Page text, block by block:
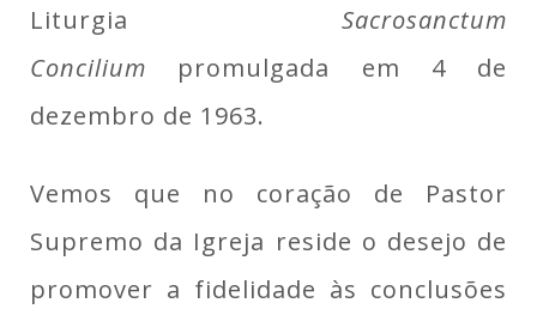
Liturgia Sacrosanctum
Concilium promulgada em 4 de
dezembro de 1963.
Vemos que no coração de Pastor
Supremo da Igreja reside o desejo de
promover a fidelidade às conclusões